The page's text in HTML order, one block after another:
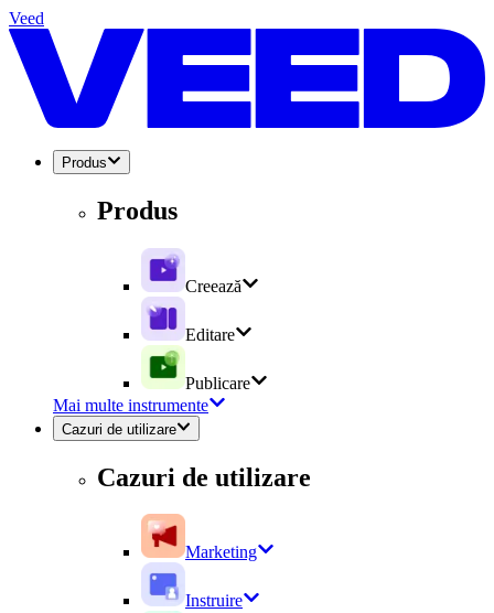
Veed
Produs
Produs
Creează
Editare
Publicare
Mai multe instrumente
Cazuri de utilizare
Cazuri de utilizare
Marketing
Instruire